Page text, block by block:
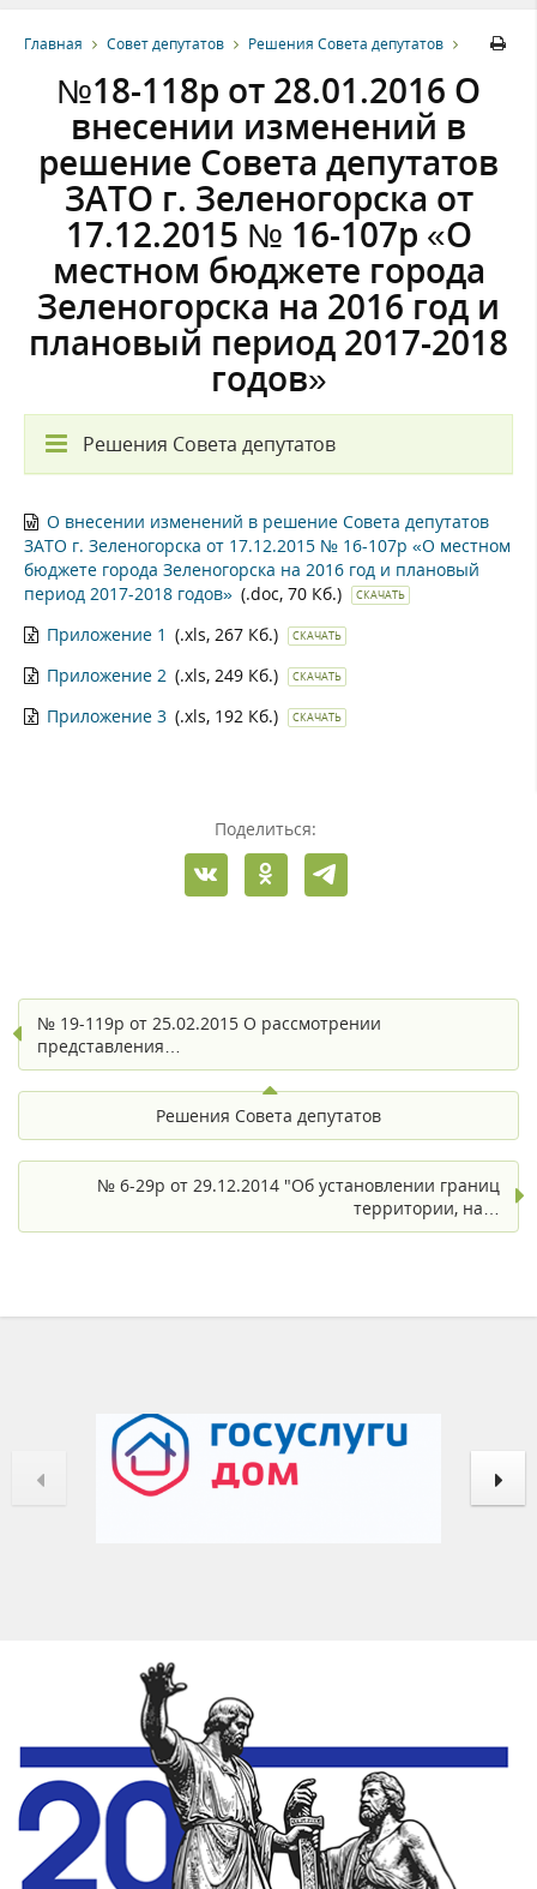
Главная Совет депутатов Решения Совета депутатов
№18-118р от 28.01.2016 О
внесении изменений в
решение Совета депутатов
ЗАТО г. Зеленогорска от
17.12.2015 № 16-107р «О
местном бюджете города
Зеленогорска на 2016 год и
плановый период 2017-2018
годов»
Решения Совета депутатов
О внесении изменений в решение Совета депутатов
ЗАТО г. Зеленогорска от 17.12.2015 № 16-107р «О местном
бюджете города Зеленогорска на 2016 год и плановый
период 2017-2018 годов» (.doc, 70 Кб.) СКАЧАТЬ
Приложение 1 (.xls, 267 Кб.) СКАЧАТЬ
Приложение 2 (.xls, 249 Кб.) СКАЧАТЬ
Приложение 3 (.xls, 192 Кб.) СКАЧАТЬ
Поделиться:
№ 19-119р от 25.02.2015 О рассмотрении
представления…
Решения Совета депутатов
№ 6-29р от 29.12.2014 "Об установлении границ
территории, на…